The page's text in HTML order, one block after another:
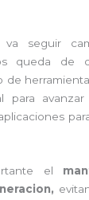
seguir
queda de
para
el